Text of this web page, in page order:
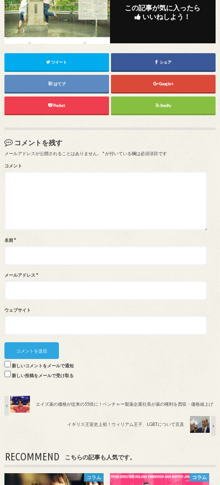
この記事が気に入ったら
いいねしよう！
ツイート シェア
はてブ Google+
Pocket feedly
コメントを残す
メールアドレスが公開されることはありません。 *が付いている欄は必須項目です
コメント
名前 *
メールアドレス *
ウェブサイト
新しいコメントをメールで通知
新しい投稿をメールで受け取る
エイズ薬の価格が従来の55倍に！ベンチャー製薬企業社長が薬の権利を買収・価格値上げ
イギリス王室史上初！ウィリアム王子、LGBTについて言及
RECOMMEND こちらの記事も人気です。
コラム コラム